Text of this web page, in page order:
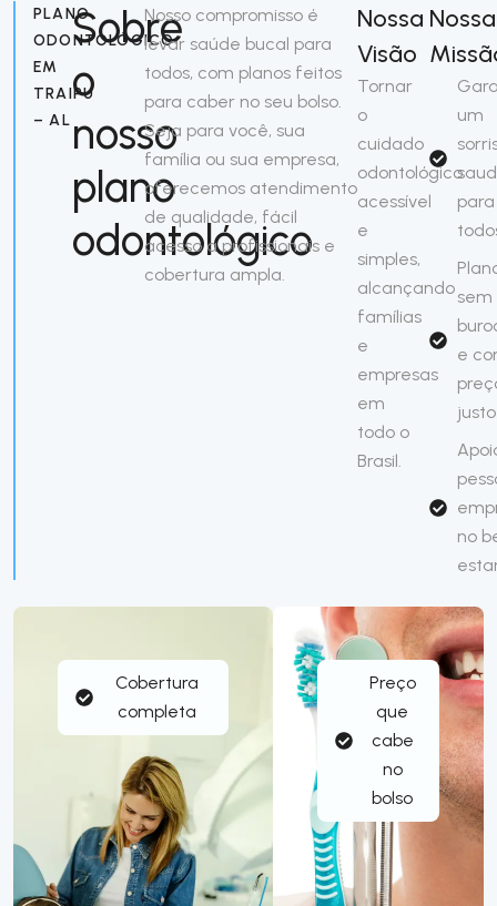
Cobertura
completa
Preço
que
cabe
no
bolso
PLANO
ODONTOLÓGICO
EM
TRAIPU
– AL
Sobre
o
nosso
plano
odontológico
Nosso compromisso é
levar saúde bucal para
todos, com planos feitos
para caber no seu bolso.
Seja para você, sua
família ou sua empresa,
oferecemos atendimento
de qualidade, fácil
acesso a profissionais e
cobertura ampla.
Nossa
Visão
Tornar
o
cuidado
odontológico
acessível
e
simples,
alcançando
famílias
e
empresas
em
todo o
Brasil.
Nossa
um
para
sem
e
justo
no